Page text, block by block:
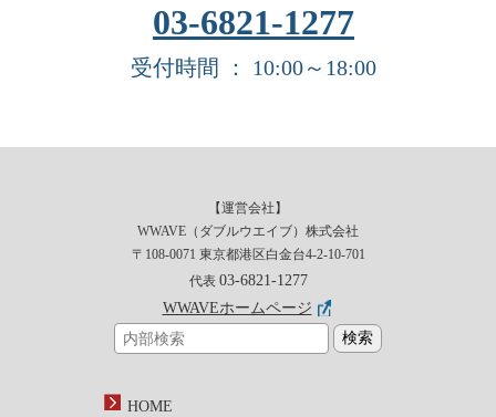
03-6821-1277
受付時間 ： 10:00～18:00
【運営会社】
WWAVE（ダブルウエイブ）株式会社
〒108-0071 東京都港区白金台4-2-10-701
代表 03-6821-1277
WWAVEホームページ
HOME